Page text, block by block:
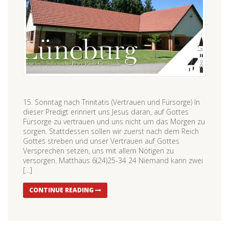
15. Sonntag nach Trinitatis (Vertrauen und Fürsorge) In
dieser Predigt erinnert uns Jesus daran, auf Gottes
Fürsorge zu vertrauen und uns nicht um das Morgen zu
sorgen. Stattdessen sollen wir zuerst nach dem Reich
Gottes streben und unser Vertrauen auf Gottes
Versprechen setzen, uns mit allem Nötigen zu
versorgen. Matthäus 6(24)25-34 24 Niemand kann zwei
[…]
CONTINUE READING